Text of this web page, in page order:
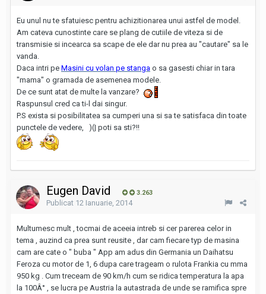
Eu unul nu te sfatuiesc pentru achizitionarea unui astfel de model.
Am cateva cunostinte care se plang de cutiile de viteza si de
transmisie si incearca sa scape de ele dar nu prea au "cautare" sa le
vanda.
Daca intri pe Masini cu volan pe stanga o sa gasesti chiar in tara
"mama" o gramada de asemenea modele.
De ce sunt atat de multe la vanzare?
Raspunsul cred ca ti-l dai singur.
P.S exista si posibilitatea sa cumperi una si sa te satisfaca din toate
punctele de vedere, )(| poti sa sti?!!
Eugen David 3.263
Publicat 12 Ianuarie, 2014
Multumesc mult , tocmai de aceeia intreb si cer parerea celor in
tema , auzind ca prea sunt reusite , dar cam fiecare typ de masina
cam are cate o " buba " App am adus din Germania un Daihatsu
Feroza cu motor de 1, 6 dupa care trageam o rulota Frankia cu mma
950 kg . Cum treceam de 90 km/h cum se ridica temperatura la apa
la 100Â° , se lucra pe Austria la autastrada de unde se ramifica spre